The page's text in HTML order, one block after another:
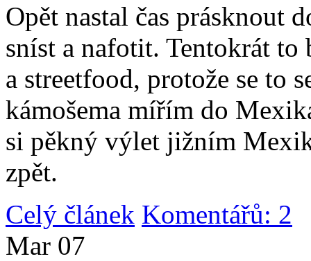
Opět nastal čas prásknout
sníst a nafotit. Tentokrát
a streetfood, protože se to
kámošema mířím do
si pěkný výlet jižním
zpět.
Celý článek Komentářů: 2
Mar 07